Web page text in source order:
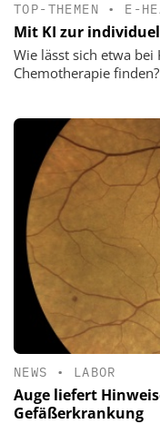
TOP-THEMEN • E-
Mit KI zur
Wie lässt sich etwa
Chemotherapie finden?
NEWS • LABOR
Auge liefert
Gefäßerkrankung